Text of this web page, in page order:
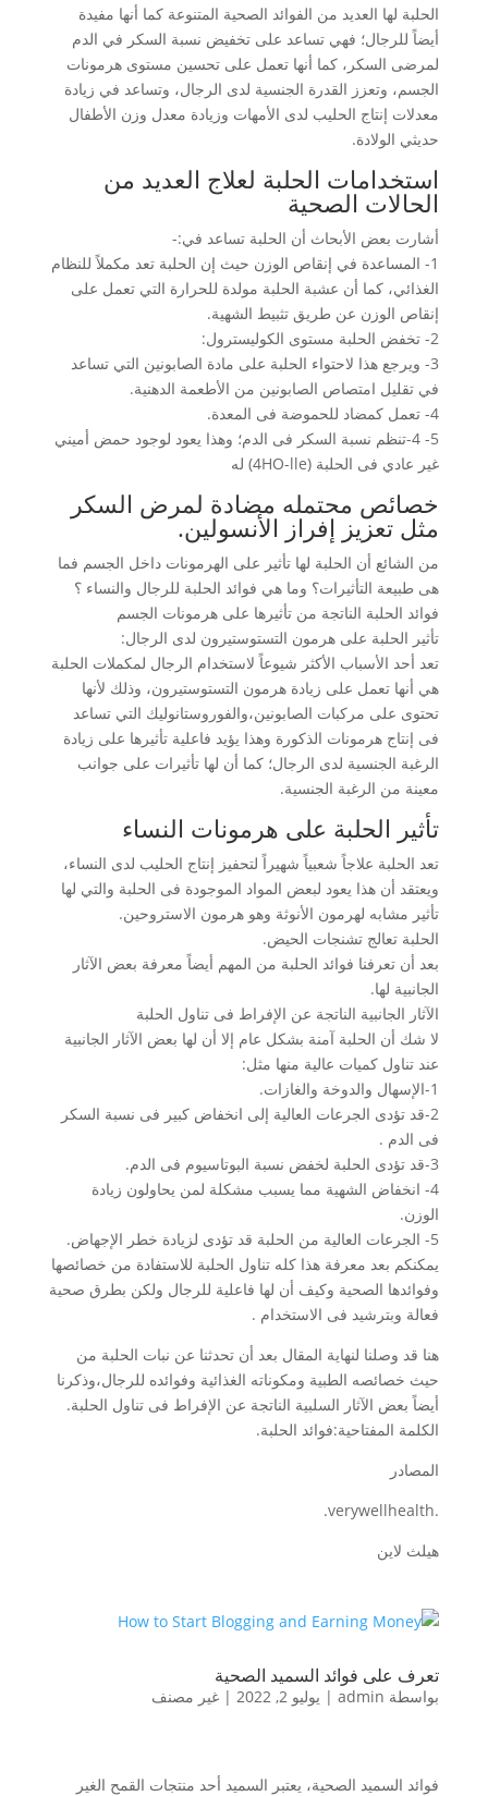
الحلبة لها العديد من الفوائد الصحية المتنوعة كما أنها مفيدة
أيضاً للرجال؛ فهي تساعد على تخفيض نسبة السكر في الدم
لمرضى السكر، كما أنها تعمل على تحسين مستوى هرمونات
الجسم، وتعزز القدرة الجنسية لدى الرجال، وتساعد في زيادة
معدلات إنتاج الحليب لدى الأمهات وزيادة معدل وزن الأطفال
حديثي الولادة.
استخدامات الحلبة لعلاج العديد من
الحالات الصحية
أشارت بعض الأبحاث أن الحلبة تساعد في:-
1- المساعدة في إنقاص الوزن حيث إن الحلبة تعد مكملاً للنظام
الغذائي، كما أن عشبة الحلبة مولدة للحرارة التي تعمل على
إنقاص الوزن عن طريق تثبيط الشهية.
2- تخفض الحلبة مستوى الكوليسترول:
3- ويرجع هذا لاحتواء الحلبة على مادة الصابونين التي تساعد
في تقليل امتصاص الصابونين من الأطعمة الدهنية.
4- تعمل كمضاد للحموضة فى المعدة.
5- 4-تنظم نسبة السكر فى الدم؛ وهذا يعود لوجود حمض أميني
غير عادي فى الحلبة (4HO-lle) له
خصائص محتمله مضادة لمرض السكر
مثل تعزيز إفراز الأنسولين.
من الشائع أن الحلبة لها تأثير على الهرمونات داخل الجسم فما
هى طبيعة التأثيرات؟ وما هي فوائد الحلبة للرجال والنساء ؟
فوائد الحلبة الناتجة من تأثيرها على هرمونات الجسم
تأثير الحلبة على هرمون التستوستيرون لدى الرجال:
تعد أحد الأسباب الأكثر شيوعاً لاستخدام الرجال لمكملات الحلبة
هي أنها تعمل على زيادة هرمون التستوستيرون، وذلك لأنها
تحتوى على مركبات الصابونين،والفوروستانوليك التي تساعد
فى إنتاج هرمونات الذكورة وهذا يؤيد فاعلية تأثيرها على زيادة
الرغبة الجنسية لدى الرجال؛ كما أن لها تأثيرات على جوانب
معينة من الرغبة الجنسية.
تأثير الحلبة على هرمونات النساء
تعد الحلبة علاجاً شعبياً شهيراً لتحفيز إنتاج الحليب لدى النساء،
ويعتقد أن هذا يعود لبعض المواد الموجودة فى الحلبة والتي لها
تأثير مشابه لهرمون الأنوثة وهو هرمون الاستروحين.
الحلبة تعالج تشنجات الحيض.
بعد أن تعرفنا فوائد الحلبة من المهم أيضاً معرفة بعض الآثار
الجانبية لها.
الآثار الجانبية الناتجة عن الإفراط فى تناول الحلبة
لا شك أن الحلبة آمنة بشكل عام إلا أن لها بعض الآثار الجانبية
عند تناول كميات عالية منها مثل:
1-الإسهال والدوخة والغازات.
2-قد تؤدى الجرعات العالية إلى انخفاض كبير فى نسبة السكر
فى الدم .
3-قد تؤدى الحلبة لخفض نسبة البوتاسيوم فى الدم.
4- انخفاض الشهية مما يسبب مشكلة لمن يحاولون زيادة
الوزن.
5- الجرعات العالية من الحلبة قد تؤدى لزيادة خطر الإجهاض.
يمكنكم بعد معرفة هذا كله تناول الحلبة للاستفادة من خصائصها
وفوائدها الصحية وكيف أن لها فاعلية للرجال ولكن بطرق صحية
فعالة وبترشيد فى الاستخدام .
هنا قد وصلنا لنهاية المقال بعد أن تحدثنا عن نبات الحلبة من
حيث خصائصه الطبية ومكوناته الغذائية وفوائده للرجال،وذكرنا
أيضاً بعض الآثار السلبية الناتجة عن الإفراط فى تناول الحلبة.
الكلمة المفتاحية:فوائد الحلبة.
المصادر
.verywellhealth.
هيلث لاين
تعرف على فوائد السميد الصحية
بواسطة admin
| يوليو 2, 2022 | غير مصنف
فوائد السميد الصحية، يعتبر السميد أحد منتجات القمح الغير